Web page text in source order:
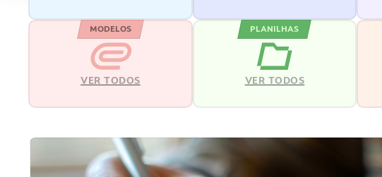
MODELOS
VER TODOS
PLANILHAS
VER TODOS